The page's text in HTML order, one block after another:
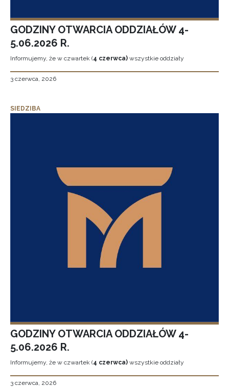
GODZINY OTWARCIA ODDZIAŁÓW 4-
5.06.2026 R.
Informujemy, że w czwartek (4 czerwca) wszystkie oddziały
3 czerwca, 2026
SIEDZIBA
GODZINY OTWARCIA ODDZIAŁÓW 4-
5.06.2026 R.
Informujemy, że w czwartek (4 czerwca) wszystkie oddziały
3 czerwca, 2026